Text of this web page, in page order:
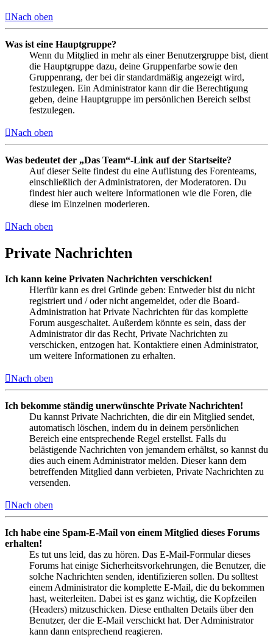
Nach oben
Was ist eine Hauptgruppe?
Wenn du Mitglied in mehr als einer Benutzergruppe bist, dient
die Hauptgruppe dazu, deine Gruppenfarbe sowie den
Gruppenrang, der bei dir standardmäßig angezeigt wird,
festzulegen. Ein Administrator kann dir die Berechtigung
geben, deine Hauptgruppe im persönlichen Bereich selbst
festzulegen.
Nach oben
Was bedeutet der „Das Team“-Link auf der Startseite?
Auf dieser Seite findest du eine Auflistung des Forenteams,
einschließlich der Administratoren, der Moderatoren. Du
findest hier auch weitere Informationen wie die Foren, die
diese im Einzelnen moderieren.
Nach oben
Private Nachrichten
Ich kann keine Privaten Nachrichten verschicken!
Hierfür kann es drei Gründe geben: Entweder bist du nicht
registriert und / oder nicht angemeldet, oder die Board-
Administration hat Private Nachrichten für das komplette
Forum ausgeschaltet. Außerdem könnte es sein, dass der
Administrator dir das Recht, Private Nachrichten zu
verschicken, entzogen hat. Kontaktiere einen Administrator,
um weitere Informationen zu erhalten.
Nach oben
Ich bekomme ständig unerwünschte Private Nachrichten!
Du kannst Private Nachrichten, die dir ein Mitglied sendet,
automatisch löschen, indem du in deinem persönlichen
Bereich eine entsprechende Regel erstellst. Falls du
belästigende Nachrichten von jemandem erhältst, so kannst du
dies auch einem Administrator melden. Dieser kann dem
betreffenden Mitglied dann verbieten, Private Nachrichten zu
versenden.
Nach oben
Ich habe eine Spam-E-Mail von einem Mitglied dieses Forums
erhalten!
Es tut uns leid, das zu hören. Das E-Mail-Formular dieses
Forums hat einige Sicherheitsvorkehrungen, die Benutzer, die
solche Nachrichten senden, identifizieren sollen. Du solltest
einem Administrator die komplette E-Mail, die du bekommen
hast, weiterleiten. Dabei ist es ganz wichtig, die Kopfzeilen
(Headers) mitzuschicken. Diese enthalten Details über den
Benutzer, der die E-Mail verschickt hat. Der Administrator
kann dann entsprechend reagieren.